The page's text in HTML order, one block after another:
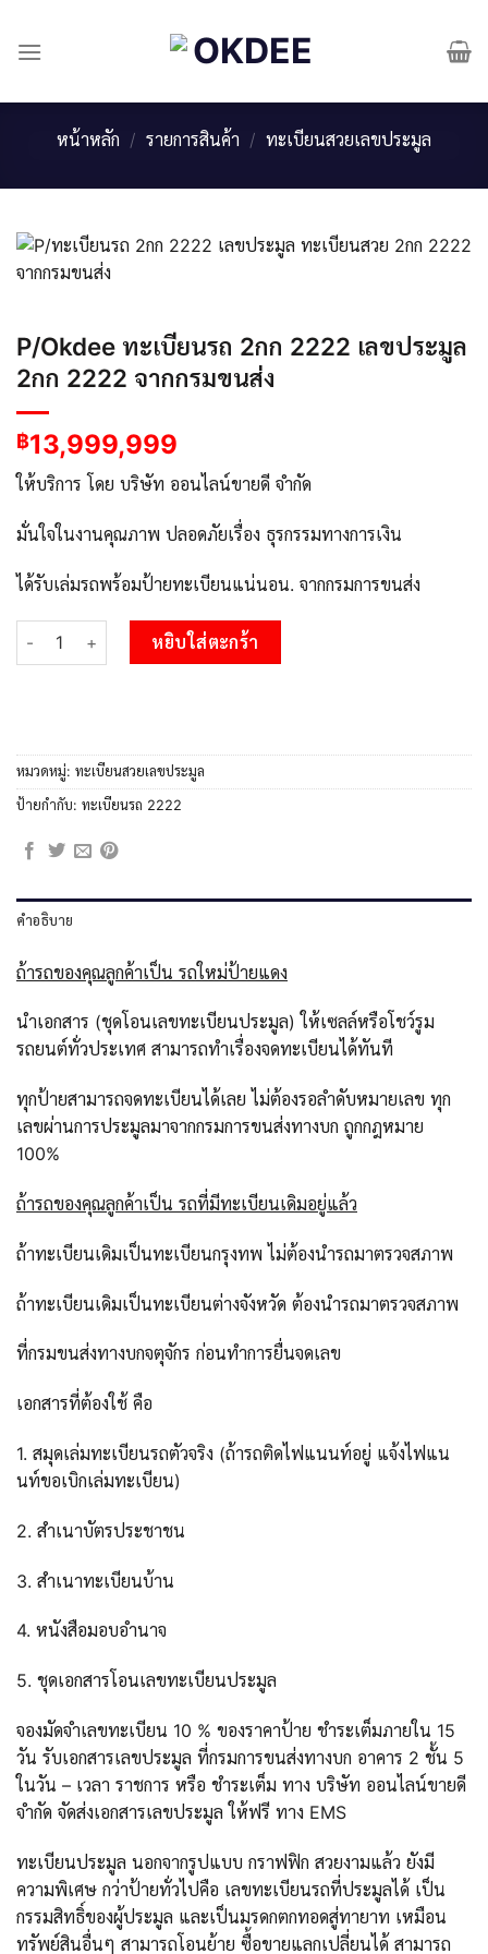
content
หน้าหลัก / รายการสินค้า / ทะเบียนสวยเลขประมูล
P/Okdee ทะเบียนรถ 2กก 2222 เลขประมูล
2กก 2222 จากกรมขนส่ง
฿13,999,999
ให้บริการ โดย บริษัท ออนไลน์ขายดี จำกัด
มั่นใจในงานคุณภาพ ปลอดภัยเรื่อง ธุรกรรมทางการเงิน
ได้รับเล่มรถพร้อมป้ายทะเบียนแน่นอน. จากกรมการขนส่ง
จำนวน P/Okdee ทะเบียนรถ 2กก 2222 เลขประมูล 2กก 2222 จาก
หยิบใส่ตะกร้า
หมวดหมู่: ทะเบียนสวยเลขประมูล
ป้ายกำกับ: ทะเบียนรถ 2222
คำอธิบาย
ถ้ารถของคุณลูกค้าเป็น รถใหม่ป้ายแดง
นำเอกสาร (ชุดโอนเลขทะเบียนประมูล) ให้เซลล์หรือโชว์รูม
รถยนต์ทั่วประเทศ สามารถทำเรื่องจดทะเบียนได้ทันที
ทุกป้ายสามารถจดทะเบียนได้เลย ไม่ต้องรอลำดับหมายเลข ทุก
เลขผ่านการประมูลมาจากกรมการขนส่งทางบก ถูกกฎหมาย
100%
ถ้ารถของคุณลูกค้าเป็น รถที่มีทะเบียนเดิมอยู่แล้ว
ถ้าทะเบียนเดิมเป็นทะเบียนกรุงทพ ไม่ต้องนำรถมาตรวจสภาพ
ถ้าทะเบียนเดิมเป็นทะเบียนต่างจังหวัด ต้องนำรถมาตรวจสภาพ
ที่กรมขนส่งทางบกจตุจักร ก่อนทำการยื่นจดเลข
เอกสารที่ต้องใช้ คือ
1. สมุดเล่มทะเบียนรถตัวจริง (ถ้ารถติดไฟแนนท์อยู่ แจ้งไฟแน
นท์ขอเบิกเล่มทะเบียน)
2. สำเนาบัตรประชาชน
3. สำเนาทะเบียนบ้าน
4. หนังสือมอบอำนาจ
5. ชุดเอกสารโอนเลขทะเบียนประมูล
จองมัดจำเลขทะเบียน 10 % ของราคาป้าย ชำระเต็มภายใน 15
วัน รับเอกสารเลขประมูล ที่กรมการขนส่งทางบก อาคาร 2 ชั้น 5
ในวัน – เวลา ราชการ หรือ ชำระเต็ม ทาง บริษัท ออนไลน์ขายดี
จำกัด จัดส่งเอกสารเลขประมูล ให้ฟรี ทาง EMS
ทะเบียนประมูล นอกจากรูปแบบ กราฟฟิก สวยงามแล้ว ยังมี
ความพิเศษ กว่าป้ายทั่วไปคือ เลขทะเบียนรถที่ประมูลได้ เป็น
กรรมสิทธิ์ของผู้ประมูล และเป็นมรดกตกทอดสู่ทายาท เหมือน
ทรัพย์สินอื่นๆ สามารถโอนย้าย ซื้อขายแลกเปลี่ยนได้ สามารถ